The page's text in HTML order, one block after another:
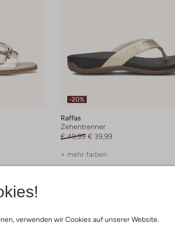
verwenden wir Cookies auf unserer Website.
-20%
Raffas
Zehentrenner
€ 49,99 € 39,99
+ mehr farben